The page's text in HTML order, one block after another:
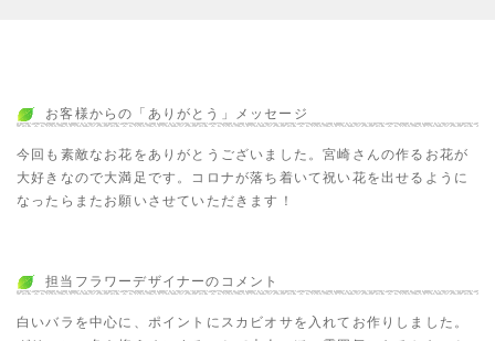
お客様からの「ありがとう」メッセージ
今回も素敵なお花をありがとうございました。宮崎さんの作るお花が
大好きなので大満足です。コロナが落ち着いて祝い花を出せるように
なったらまたお願いさせていただきます！
担当フラワーデザイナーのコメント
白いバラを中心に、ポイントにスカビオサを入れてお作りしました。